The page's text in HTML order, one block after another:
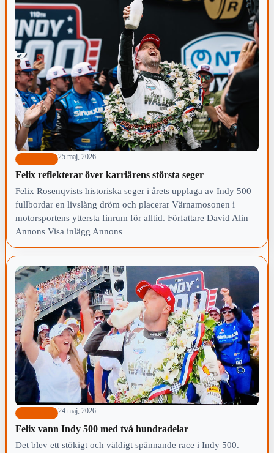
25 maj, 2026
Felix reflekterar över karriärens största seger
Felix Rosenqvists historiska seger i årets upplaga av Indy 500
fullbordar en livslång dröm och placerar Värnamosonen i
motorsportens yttersta finrum för alltid. Författare David Alin
Annons Visa inlägg Annons
24 maj, 2026
Felix vann Indy 500 med två hundradelar
Det blev ett stökigt och väldigt spännande race i Indy 500.